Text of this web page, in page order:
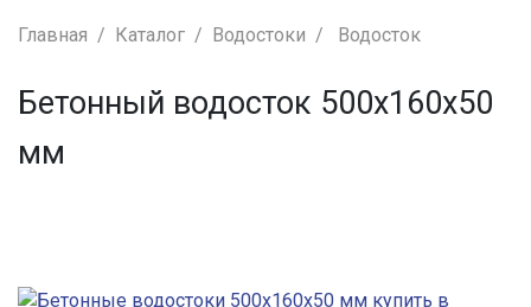
Главная Каталог Водостоки Водосток
Бетонный водосток 500х160х50
мм